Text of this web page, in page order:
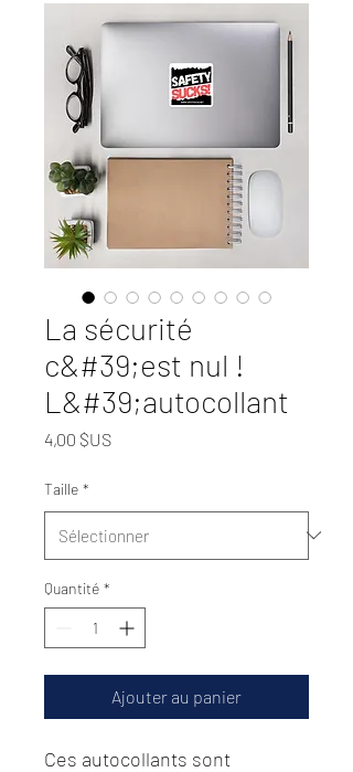
La sécurité
c&#39;est nul !
L&#39;autocollant
4,00 $USPrix
Taille *
Quantité *
Ajouter au panier
Ces autocollants sont